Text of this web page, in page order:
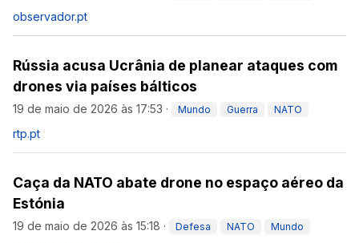
observador.pt
Rússia acusa Ucrânia de planear ataques com
drones via países bálticos
19 de maio de 2026 às 17:53 · Mundo Guerra NATO
rtp.pt
Caça da NATO abate drone no espaço aéreo da
Estónia
19 de maio de 2026 às 15:18 · Defesa NATO Mundo